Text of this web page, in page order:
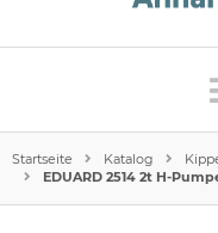
Startseite Katalog
EDUARD 2514 2t H-